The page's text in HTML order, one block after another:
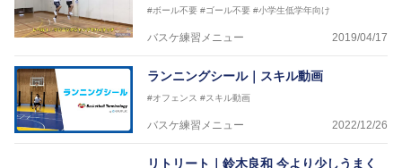
2018年U13ナショナルキャンプヘッドコーチ
2018年～2021年男子日本代表サポートコーチ
2021年～女子日本代表アシスタントコーチ
#ボール不要 #ゴール不要 #小学生低学年向け
バスケ練習メニュー 2019/04/17
ランニングシール｜スキル動画
#オフェンス #スキル動画
バスケ練習メニュー 2022/12/26
リトリート｜鈴木良和 今より少しうまく